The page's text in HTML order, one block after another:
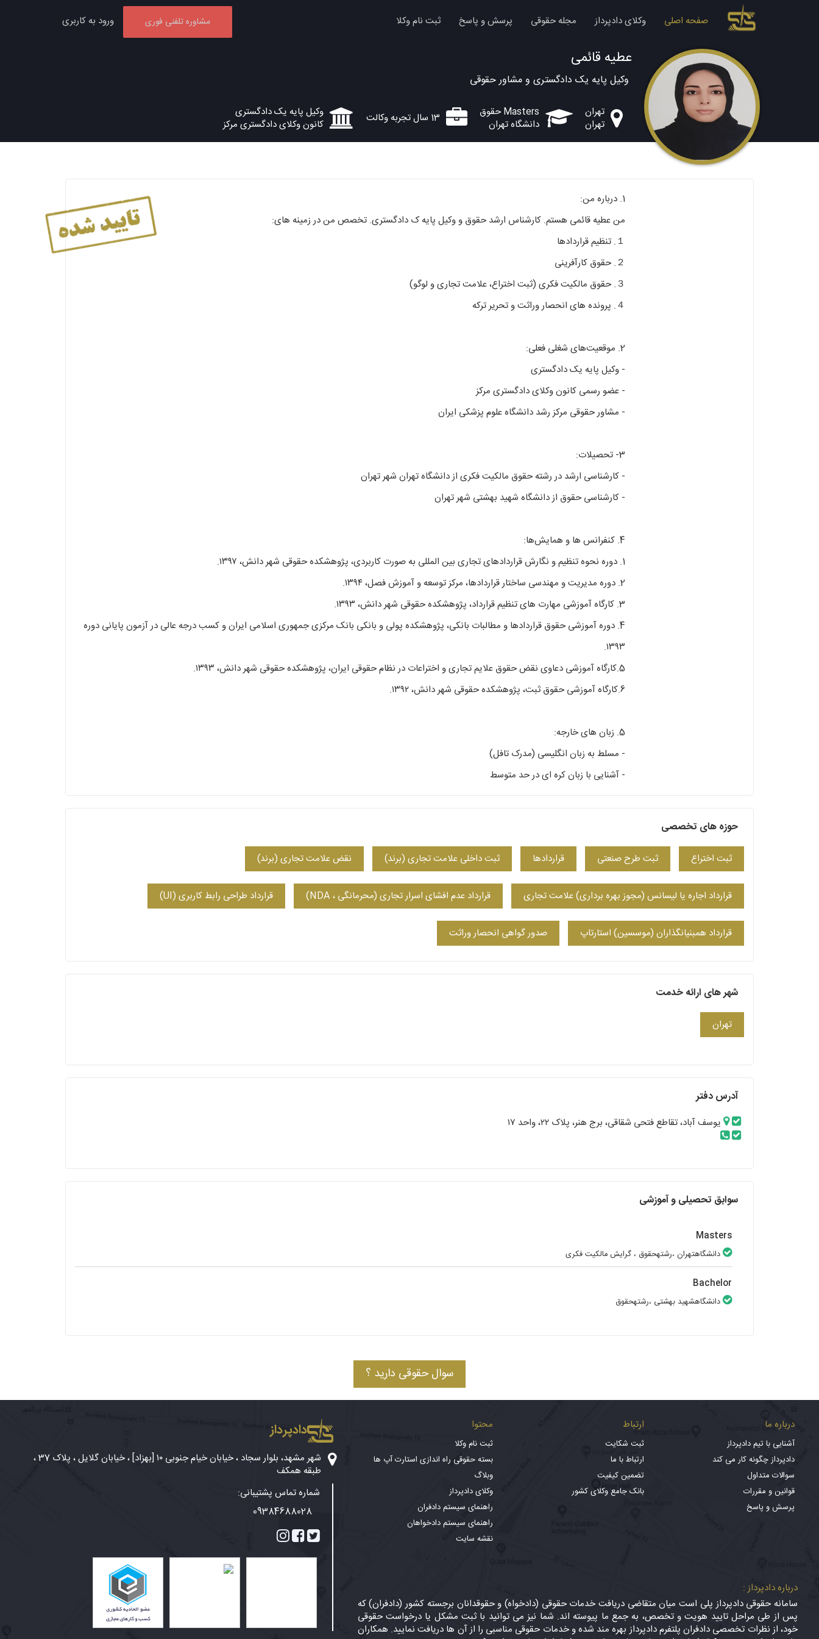
صفحه اصلی وکلای دادپرداز مجله حقوقی پرسش و پاسخ ثبت نام وکلا مشاوره تلفنی فوری ورود به کاربری
عطیه قائمی
وکیل پایه یک دادگستری و مشاور حقوقی
تهران
تهران
Masters حقوق
دانشگاه تهران
13 سال تجربه وکالت
وکیل پایه یک دادگستری
کانون وکلای دادگستری مرکز
1. درباره من:
من عطیه قائمی هستم‌. کارشناس ارشد حقوق و وکیل پایه ک دادگستری. تخصص من در زمینه های:
１. تنظیم قراردادها
２. حقوق کارآفرینی
３. حقوق مالکیت فکری (ثبت اختراع، علامت تجاری و لوگو)
４. پرونده های انحصار وراثت و تحریر ترکه
2. موقعیت‌های شغلی فعلی:
- وکیل پایه یک دادگستری
- عضو رسمی کانون وکلای دادگستری مرکز
- مشاور حقوقی مرکز رشد دانشگاه علوم پزشکی ایران
3- تحصیلات:
- کارشناسی ارشد در رشته حقوق مالکیت فکری از دانشگاه تهران شهر تهران
- کارشناسی حقوق از دانشگاه شهید بهشتی شهر تهران
4. کنفرانس ها و همایش‌ها:
1. دوره نحوه تنظیم و نگارش قراردادهای تجاری بین المللی به صورت کاربردی، پژوهشکده حقوقی شهر دانش، ۱۳۹۷.
2. دوره مدیریت و مهندسی ساختار قراردادها، مرکز توسعه و آموزش فصل، ۱۳۹۴.
3. کارگاه آموزشی مهارت های تنظیم قرارداد، پژوهشکده حقوقی شهر دانش، ۱۳۹۳.
4. دوره آموزشی حقوق قراردادها و مطالبات بانکی، پژوهشکده پولی و بانکی بانک مرکزی جمهوری اسلامی ایران و کسب درجه عالی در آزمون پایانی دوره
۱۳۹۳.
5.کارگاه آموزشی دعاوی نقض حقوق علایم تجاری و اختراعات در نظام حقوقی ایران، پژوهشکده حقوقی شهر دانش، ۱۳۹۳.
6.کارگاه آموزشی حقوق ثبت، پژوهشکده حقوقی شهر دانش، ۱۳۹۲.
5. زبان های خارجه:
- مسلط به زبان انگلیسی (مدرک تافل)
- آشنایی با زبان‌ کره ای در حد متوسط
حوزه های تخصصی
ثبت اختراع ثبت طرح صنعتی قراردادها ثبت داخلی علامت تجاری (برند) نقض علامت تجاری (برند)
قرارداد اجاره یا لیسانس (مجوز بهره برداری) علامت تجاری قرارداد عدم افشای اسرار تجاری (محرمانگی ، NDA) قرارداد طراحی رابط کاربری (UI)
قرارداد همبنیانگذاران (موسسین) استارتاپ صدور گواهی انحصار وراثت
شهر های ارائه خدمت
تهران
آدرس دفتر
یوسف آباد، تقاطع فتحی شقاقی، برج هنر، پلاک ۲۲، واحد ۱۷
سوابق تحصیلی و آموزشی
Masters
دانشگاهتهران ،رشتهحقوق ، گرایش مالکیت فکری
Bachelor
دانشگاهشهید بهشتی ،رشتهحقوق
سوال حقوقی دارید ؟
درباره ما
آشنایی با تیم دادپرداز
دادپرداز چگونه کار می کند
سوالات متداول
قوانین و مقررات
پرسش و پاسخ
ارتباط
ثبت شکایت
ارتباط با ما
تضمین کیفیت
بانک جامع وکلای کشور
محتوا
ثبت نام وکلا
بسته حقوقی راه اندازی استارت آپ ها
وبلاگ
وکلای دادپرداز
راهنمای سیستم دادفران
راهنمای سیستم دادخواهان
نقشه سایت
درباره دادپرداز :
سامانه حقوقی دادپرداز پلی است میان متقاضی دریافت خدمات حقوقی (دادخواه) و حقوقدانان برجسته کشور (دادفران) که
پس از طی مراحل تایید هویت و تخصص، به جمع ما پیوسته اند. شما نیز می توانید با ثبت مشکل یا درخواست حقوقی
خود، از نظرات تخصصی دادفران پلتفرم دادپرداز بهره مند شده و خدمات حقوقی مناسبی را از آن ها دریافت نمایید. همکاران
دادپرداز
شهر مشهد، بلوار سجاد ، خیابان خیام جنوبی ۱۰ [بهزاد] ، خیابان گلایل ، پلاک 37 ،
طبقه همکف
شماره تماس پشتیبانی:
09384688028